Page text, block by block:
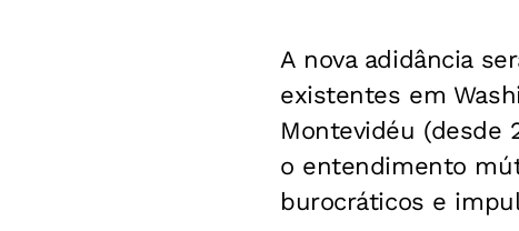
A nova adidância
existentes em
Montevidéu (desde
o entendimento
burocráticos e